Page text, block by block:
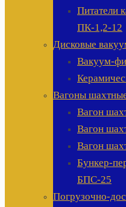
Питатели
ПК-1,2-12
Дисковые
Вакуум-
Вагоны
Вагон
Вагон
Вагон
Бункер-
БПС-25
Погрузочно-